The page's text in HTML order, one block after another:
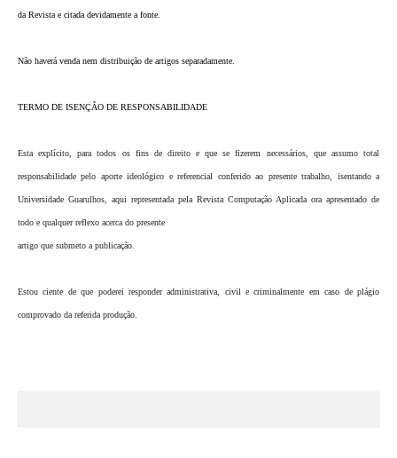
da Revista e citada devidamente a fonte.
Não haverá venda nem distribuição de artigos separadamente.
TERMO DE ISENÇÃO DE RESPONSABILIDADE
Esta explícito, para todos os fins de direito e que se fizerem necessários, que assumo total
responsabilidade pelo aporte ideológico e referencial conferido ao presente trabalho, isentando a
Universidade Guarulhos, aqui representada pela Revista Computação Aplicada ora apresentado de
todo e qualquer reflexo acerca do presente
artigo que submeto a publicação.
Estou ciente de que poderei responder administrativa, civil e criminalmente em caso de plágio
comprovado da referida produção.